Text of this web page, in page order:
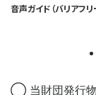
音声ガイド（バリアフリ
◯ 当財団発行物